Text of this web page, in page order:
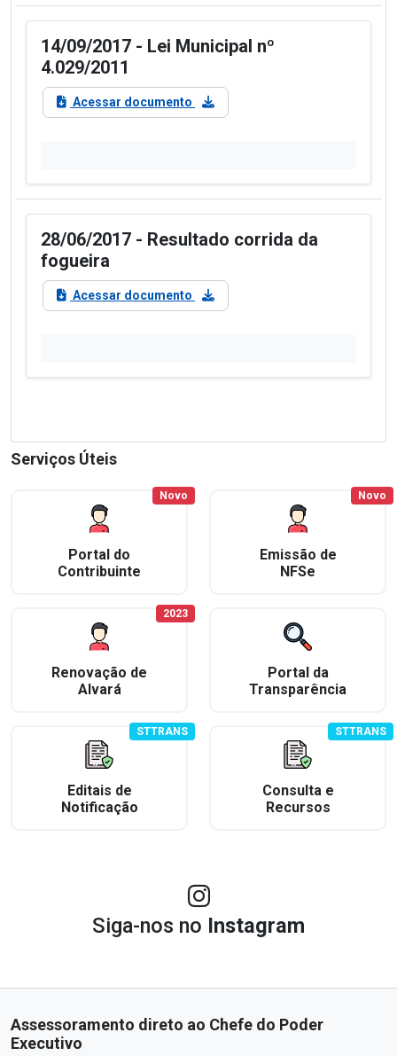
14/09/2017 - Lei Municipal nº
4.029/2011
Acessar documento
28/06/2017 - Resultado corrida da
fogueira
Acessar documento
Serviços Úteis
Portal do
Contribuinte
Novo
Emissão de
NFSe
Novo
Renovação de
Alvará
2023
Portal da
Transparência
Editais de
Notificação
STTRANS
Consulta e
Recursos
STTRANS
Siga-nos no Instagram
Assessoramento direto ao Chefe do Poder
Executivo